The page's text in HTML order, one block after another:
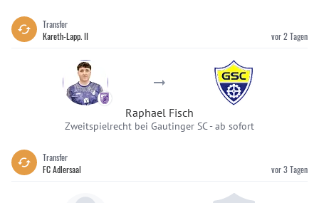
Transfer
Kareth-Lapp. II
vor 2 Tagen
Raphael Fisch
Zweitspielrecht bei Gautinger SC-ab sofort
Transfer
FC Adlersaal
vor 3 Tagen